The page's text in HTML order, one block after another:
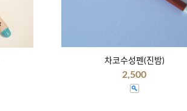
차코수성펜(진밤)
2,500